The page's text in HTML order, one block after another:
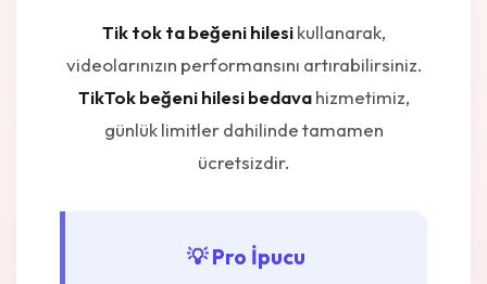
Tik tok ta beğeni hilesikullanarak,
videolarınızın performansını artırabilirsiniz.
TikTok beğeni hilesi bedavahizmetimiz,
günlük limitler dahilinde tamamen
ücretsizdir.
💡 Pro İpucu